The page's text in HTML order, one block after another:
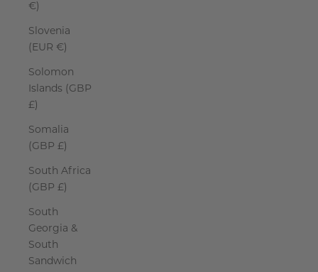
€)
Slovenia
(EUR €)
Solomon
Islands (GBP
£)
Somalia
(GBP £)
South Africa
(GBP £)
South
Georgia &
South
Sandwich